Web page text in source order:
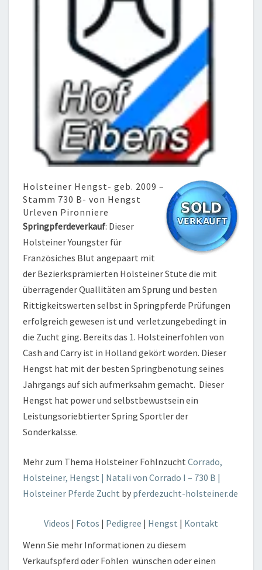
Holsteiner Hengst- geb. 2009 –
Stamm 730 B- von Hengst
Urleven Pironniere
Springpferdeverkauf: Dieser
Holsteiner Youngster für
Französiches Blut angepaart mit
der Bezierksprämierten Holsteiner Stute die mit
überragender Quallitäten am Sprung und besten
Rittigkeitswerten selbst in Springpferde Prüfungen
erfolgreich gewesen ist und verletzungebedingt in
die Zucht ging. Bereits das 1. Holsteinerfohlen von
Cash and Carry ist in Holland gekört worden. Dieser
Hengst hat mit der besten Springbenotung seines
Jahrgangs auf sich aufmerksahm gemacht. Dieser
Hengst hat power und selbstbewustsein ein
Leistungsoriebtierter Spring Sportler der
Sonderkalsse.
Mehr zum Thema Holsteiner Fohlnzucht Corrado,
Holsteiner, Hengst | Natali von Corrado I – 730 B |
Holsteiner Pferde Zucht by pferdezucht-holsteiner.de
Videos | Fotos | Pedigree | Hengst | Kontakt
Wenn Sie mehr Informationen zu diesem
Verkaufspferd oder Fohlen wünschen oder einen